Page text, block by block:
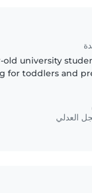
old university
for toddlers and
العدلي